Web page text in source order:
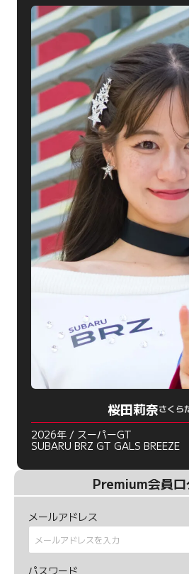
桜田莉奈さくら
2026年 / スーパーGT
SUBARU BRZ GT GALS BREEZE
Premium会員ロ
メールアドレス
パスワード